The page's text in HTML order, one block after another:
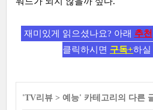
재미있게 읽으셨나요? 아래 추천
클릭하시면 구독+하실
'TV리뷰 > 예능' 카테고리의 다른